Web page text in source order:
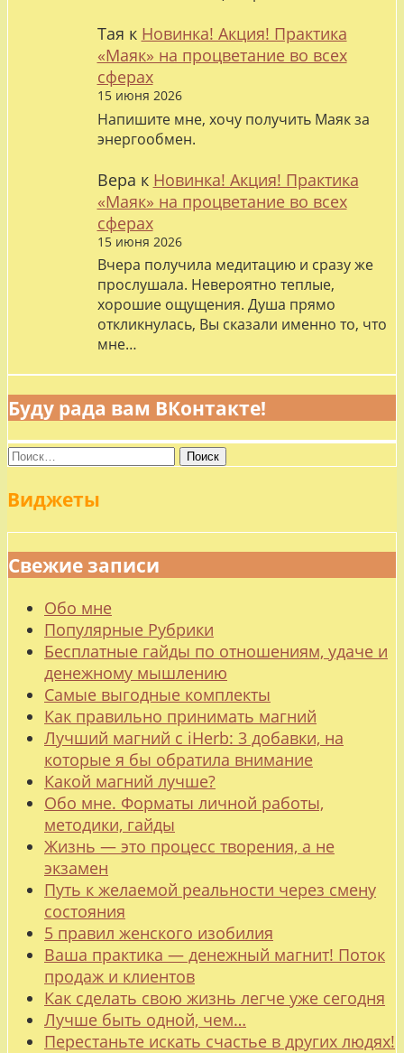
Тая к Новинка! Акция! Практика
«Маяк» на процветание во всех
сферах
15 июня 2026
Напишите мне, хочу получить Маяк за
энергообмен.
Вера к Новинка! Акция! Практика
«Маяк» на процветание во всех
сферах
15 июня 2026
Вчера получила медитацию и сразу же
прослушала. Невероятно теплые,
хорошие ощущения. Душа прямо
откликнулась, Вы сказали именно то, что
мне…
Буду рада вам ВКонтакте!
Найти:
Виджеты
Свежие записи
Обо мне
Популярные Рубрики
Бесплатные гайды по отношениям, удаче и
денежному мышлению
Самые выгодные комплекты
Как правильно принимать магний
Лучший магний с iHerb: 3 добавки, на
которые я бы обратила внимание
Какой магний лучше?
Обо мне. Форматы личной работы,
методики, гайды
Жизнь — это процесс творения, а не
экзамен
Путь к желаемой реальности через смену
состояния
5 правил женского изобилия
Ваша практика — денежный магнит! Поток
продаж и клиентов
Как сделать свою жизнь легче уже сегодня
Лучше быть одной, чем…
Перестаньте искать счастье в других людях!